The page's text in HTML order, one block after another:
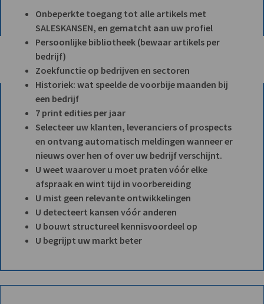
Onbeperkte toegang tot alle artikels met
SALESKANSEN, en gematcht aan uw profiel
Persoonlijke bibliotheek (bewaar artikels per
bedrijf)
Zoekfunctie op bedrijven en sectoren
Historiek: wat speelde de voorbije maanden bij
een bedrijf
7 print edities per jaar
Selecteer uw klanten, leveranciers of prospects
en ontvang automatisch meldingen wanneer er
nieuws over hen of over uw bedrijf verschijnt.
U weet waarover u moet praten vóór elke
afspraak en wint tijd in voorbereiding
U mist geen relevante ontwikkelingen
U detecteert kansen vóór anderen
U bouwt structureel kennisvoordeel op
U begrijpt uw markt beter